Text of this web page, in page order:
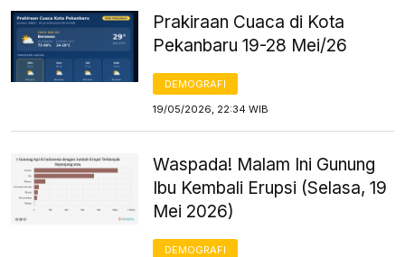
Prakiraan Cuaca di Kota
Pekanbaru 19-28 Mei/26
DEMOGRAFI
19/05/2026, 22:34 WIB
Waspada! Malam Ini Gunung
Ibu Kembali Erupsi (Selasa, 19
Mei 2026)
DEMOGRAFI